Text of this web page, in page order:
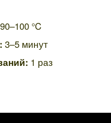
90–100 °C
3–5 минут
1 раз